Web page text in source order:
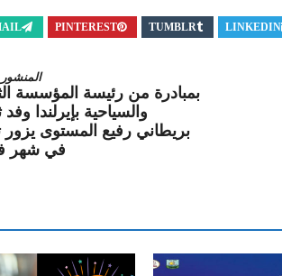
LINKEDIN
TUMBLR
PINTEREST
بمبادرة من رئيسة المؤسسة
والسياحية بإيرلندا
بريطاني رفيع المستوى
في شهر